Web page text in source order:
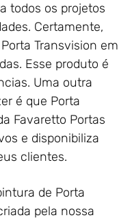
todos os projetos
Certamente,
Transvision em
Esse produto é
Uma outra
é que Porta
Favaretto Portas
e disponibiliza
clientes.
de Porta
pela nossa